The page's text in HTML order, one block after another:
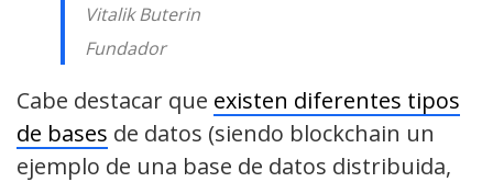
Vitalik Buterin
Fundador
Cabe destacar que existen diferentes tipos
de bases de datos (siendo blockchain un
ejemplo de una base de datos distribuida,